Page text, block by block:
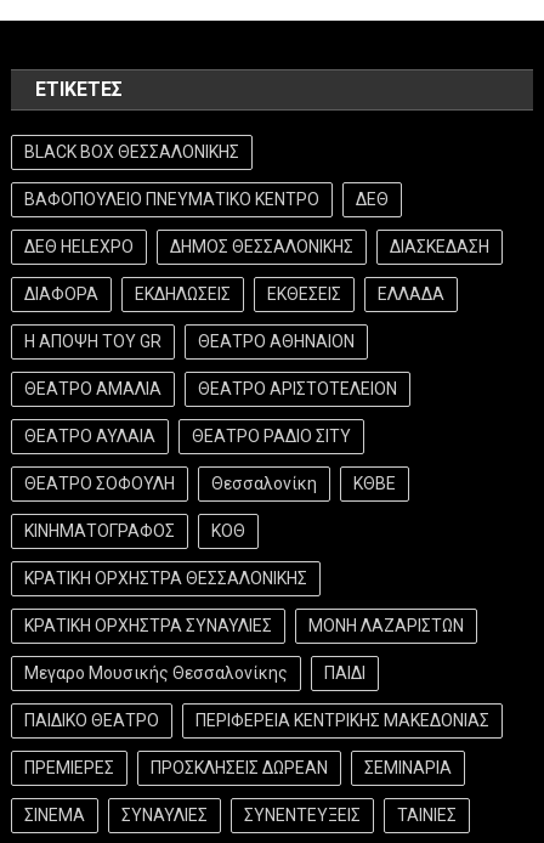
ΕΤΙΚΈΤΕΣ
BLACK BOX ΘΕΣΣΑΛΟΝΙΚΗΣ
ΒΑΦΟΠΟΥΛΕΙΟ ΠΝΕΥΜΑΤΙΚΟ ΚΕΝΤΡΟ ΔΕΘ
ΔΕΘ HELEXPO ΔΗΜΟΣ ΘΕΣΣΑΛΟΝΙΚΗΣ ΔΙΑΣΚΕΔΑΣΗ
ΔΙΑΦΟΡΑ ΕΚΔΗΛΩΣΕΙΣ ΕΚΘΕΣΕΙΣ ΕΛΛΑΔΑ
Η ΑΠΟΨΗ ΤΟΥ GR ΘΕΑΤΡΟ ΑΘΗΝΑΙΟΝ
ΘΕΑΤΡΟ ΑΜΑΛΙΑ ΘΕΑΤΡΟ ΑΡΙΣΤΟΤΕΛΕΙΟΝ
ΘΕΑΤΡΟ ΑΥΛΑΙΑ ΘΕΑΤΡΟ ΡΑΔΙΟ ΣΙΤΥ
ΘΕΑΤΡΟ ΣΟΦΟΥΛΗ Θεσσαλονίκη ΚΘΒΕ
ΚΙΝΗΜΑΤΟΓΡΑΦΟΣ ΚΟΘ
ΚΡΑΤΙΚΗ ΟΡΧΗΣΤΡΑ ΘΕΣΣΑΛΟΝΙΚΗΣ
ΚΡΑΤΙΚΗ ΟΡΧΗΣΤΡΑ ΣΥΝΑΥΛΙΕΣ ΜΟΝΗ ΛΑΖΑΡΙΣΤΩΝ
Μεγαρο Μουσικής Θεσσαλονίκης ΠΑΙΔΙ
ΠΑΙΔΙΚΟ ΘΕΑΤΡΟ ΠΕΡΙΦΕΡΕΙΑ ΚΕΝΤΡΙΚΗΣ ΜΑΚΕΔΟΝΙΑΣ
ΠΡΕΜΙΕΡΕΣ ΠΡΟΣΚΛΗΣΕΙΣ ΔΩΡΕΑΝ ΣΕΜΙΝΑΡΙΑ
ΣΙΝΕΜΑ ΣΥΝΑΥΛΙΕΣ ΣΥΝΕΝΤΕΥΞΕΙΣ ΤΑΙΝΙΕΣ